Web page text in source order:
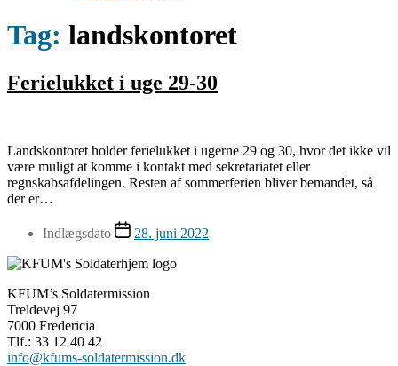
Tag: landskontoret
Ferielukket i uge 29-30
Landskontoret holder ferielukket i ugerne 29 og 30, hvor det ikke vil
være muligt at komme i kontakt med sekretariatet eller
regnskabsafdelingen. Resten af sommerferien bliver bemandet, så
der er…
Indlægsdato 28. juni 2022
KFUM’s Soldatermission
Treldevej 97
7000 Fredericia
Tlf.: 33 12 40 42
info@kfums-soldatermission.dk